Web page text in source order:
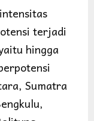
terjadi
hingga
Sumatra